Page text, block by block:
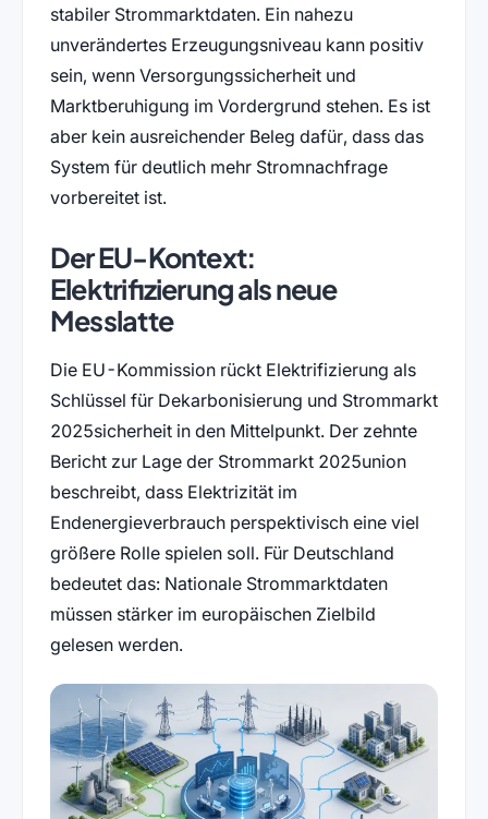
stabiler Strommarktdaten. Ein nahezu
unverändertes Erzeugungsniveau kann positiv
sein, wenn Versorgungssicherheit und
Marktberuhigung im Vordergrund stehen. Es ist
aber kein ausreichender Beleg dafür, dass das
System für deutlich mehr Stromnachfrage
vorbereitet ist.
Der EU-Kontext:
Elektrifizierung als neue
Messlatte
Die EU-Kommission rückt Elektrifizierung als
Schlüssel für Dekarbonisierung und Strommarkt
2025sicherheit in den Mittelpunkt. Der zehnte
Bericht zur Lage der Strommarkt 2025union
beschreibt, dass Elektrizität im
Endenergieverbrauch perspektivisch eine viel
größere Rolle spielen soll. Für Deutschland
bedeutet das: Nationale Strommarktdaten
müssen stärker im europäischen Zielbild
gelesen werden.